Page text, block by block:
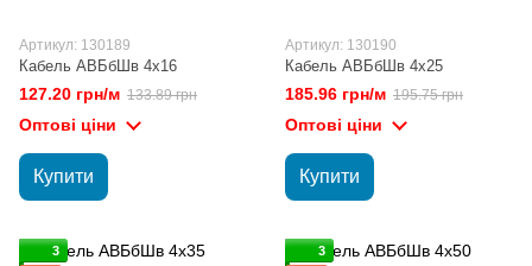
Артикул: 130189
Кабель АВБбШв 4х16
127.20 грн/м 133.89 грн
Оптові ціни
Купити
Артикул: 130190
Кабель АВБбШв 4х25
185.96 грн/м 195.75 грн
Оптові ціни
Купити
3
3